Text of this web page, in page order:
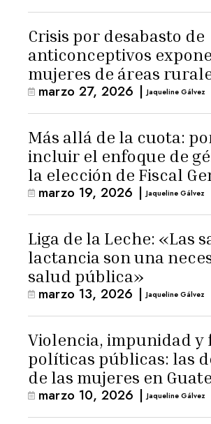
Crisis por desabasto de
anticonceptivos
mujeres de áreas
marzo 27, 2026 | Jaqueline Gálvez
Más allá de la cuota:
incluir el enfoque de
la elección de Fiscal
marzo 19, 2026 | Jaqueline Gálvez
Liga de la Leche: «Las
lactancia son una
salud pública»
marzo 13, 2026 | Jaqueline Gálvez
Violencia, impunidad y
políticas públicas: las
de las mujeres en
marzo 10, 2026 | Jaqueline Gálvez